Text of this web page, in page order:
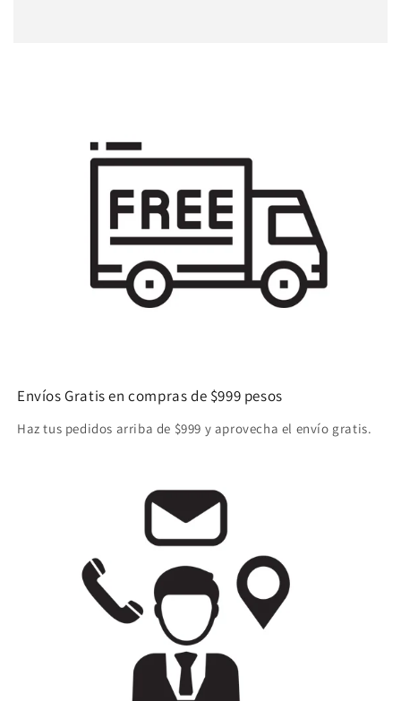
Envíos Gratis en compras de $999 pesos
Haz tus pedidos arriba de $999 y aprovecha el envío gratis.